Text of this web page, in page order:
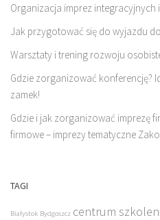
Organizacja imprez integracyjnych
Jak przygotować się do wyjazdu
Warsztaty i trening rozwoju
Gdzie zorganizować konferencję?
zamek!
Gdzie i jak zorganizować imprezę
firmowe – imprezy tematyczne
TAGI
Białystok Bydgoszcz centrum